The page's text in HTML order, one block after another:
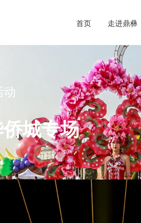
首页 走进鼎彝
城专场